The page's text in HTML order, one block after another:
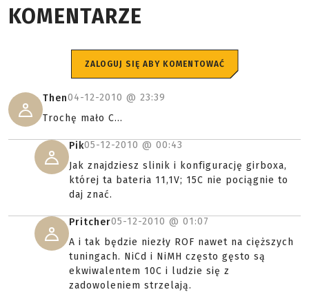
KOMENTARZE
ZALOGUJ SIĘ ABY KOMENTOWAĆ
Then04-12-2010 @ 23:39
Trochę mało C...
Pik05-12-2010 @ 00:43
Jak znajdziesz slinik i konfigurację girboxa,
której ta bateria 11,1V; 15C nie pociągnie to
daj znać.
Pritcher05-12-2010 @ 01:07
A i tak będzie niezły ROF nawet na cięższych
tuningach. NiCd i NiMH często gęsto są
ekwiwalentem 10C i ludzie się z
zadowoleniem strzelają.